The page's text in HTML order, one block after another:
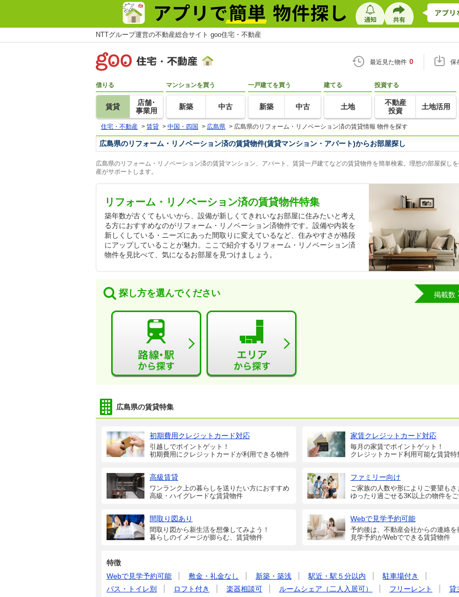
NTTグループ運営の不動産総合サイト goo住宅・不動産
最近見た物件 0 保
借りる
賃貸
店舗･
事業用
マンションを買う
新築 中古
一戸建てを買う
新築 中古
建てる
土地
投資する
不動産
投資
土地活用
住宅・不動産 > 賃貸 > 中国・四国 > 広島県 > 広島県のリフォーム・リノベーション済の賃貸情報 物件を探す
広島県のリフォーム・リノベーション済の賃貸物件(賃貸マンション・アパート)からお部屋探し
広島県のリフォーム・リノベーション済の賃貸マンション、アパート、賃貸一戸建てなどの賃貸物件を簡単検索。理想の部屋探し
産がサポートします。
リフォーム・リノベーション済の賃貸物件特集
築年数が古くてもいいから、設備が新しくてきれいなお部屋に住みたいと考え
る方におすすめなのがリフォーム・リノベーション済物件です。設備や内装を
新しくしている・ニーズにあった間取りに変えているなど、住みやすさが格段
にアップしていることが魅力。ここで紹介するリフォーム・リノベーション済
物件を見比べて、気になるお部屋を見つけましょう。
探し方を選んでください 掲載数
広島県の賃貸特集
初期費用クレジットカード対応
引越しでポイントゲット！
初期費用にクレジットカードが利用できる物件
家賃クレジットカード対応
毎月の家賃でポイントゲット！
クレジットカード利用可能な賃貸特
高級賃貸
ワンランク上の暮らしを送りたい方におすすめ
高級・ハイグレードな賃貸物件
ファミリー向け
ご家族の人数や形によりご要望もさ
ゆったり過ごせる3K以上の物件をご
間取り図あり
間取り図から新生活を想像してみよう！
暮らしのイメージが膨らむ、賃貸物件
Webで見学予約可能
予約後は、不動産会社からの連絡を
見学予約がWebでできる賃貸物件
特徴
Webで見学予約可能
敷金・礼金なし 新築・築浅 駅近・駅５分以内
駐車場付き
バス・トイレ別
ロフト付き 楽器相談可 ルームシェア（二人入居可） フリーレント
貸